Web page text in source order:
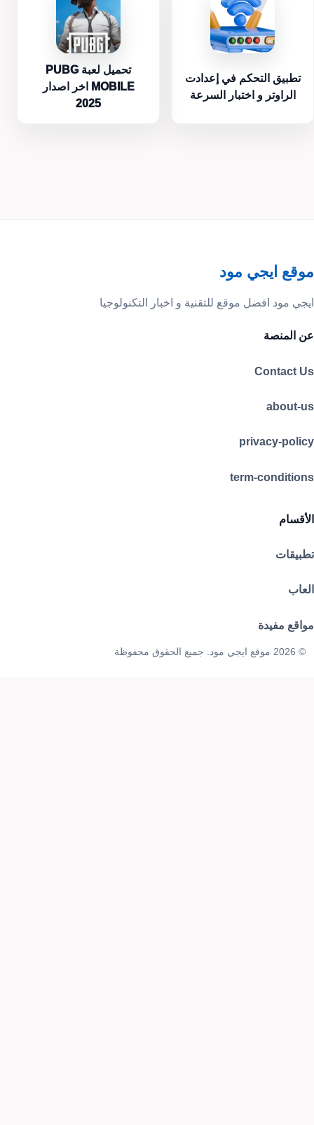
تطبيق التحكم في إعدادت
الراوتر و اختبار السرعة
تحميل لعبة PUBG
MOBILE اخر اصدار
2025
موقع ايجي مود
ايجي مود افضل موقع للتقنية و اخبار التكنولوجيا
عن المنصة
Contact Us
about-us
privacy-policy
term-conditions
الأقسام
تطبيقات
العاب
مواقع مفيدة
© 2026 موقع ايجي مود. جميع الحقوق محفوظة